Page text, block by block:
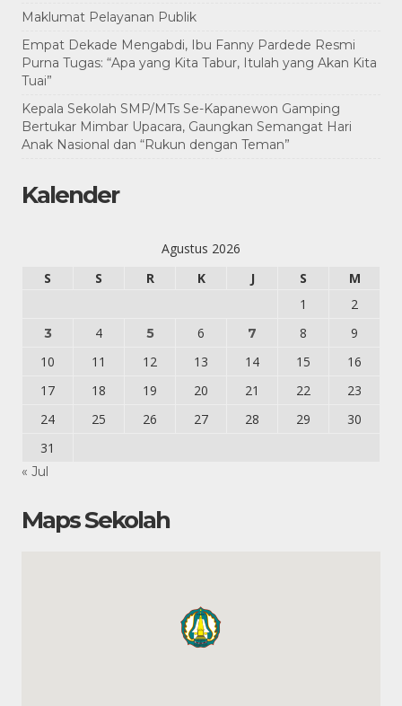
Maklumat Pelayanan Publik
Empat Dekade Mengabdi, Ibu Fanny Pardede Resmi
Purna Tugas: “Apa yang Kita Tabur, Itulah yang Akan Kita
Tuai”
Kepala Sekolah SMP/MTs Se-Kapanewon Gamping
Bertukar Mimbar Upacara, Gaungkan Semangat Hari
Anak Nasional dan “Rukun dengan Teman”
Kalender
Agustus 2026
S
S R K J S
M
1
2
3 4 5 6 7 8
9
10
11 12 13 14 15
16
17
18 19 20 21 22
23
24
25 26 27 28 29
30
31
« Jul
Maps Sekolah